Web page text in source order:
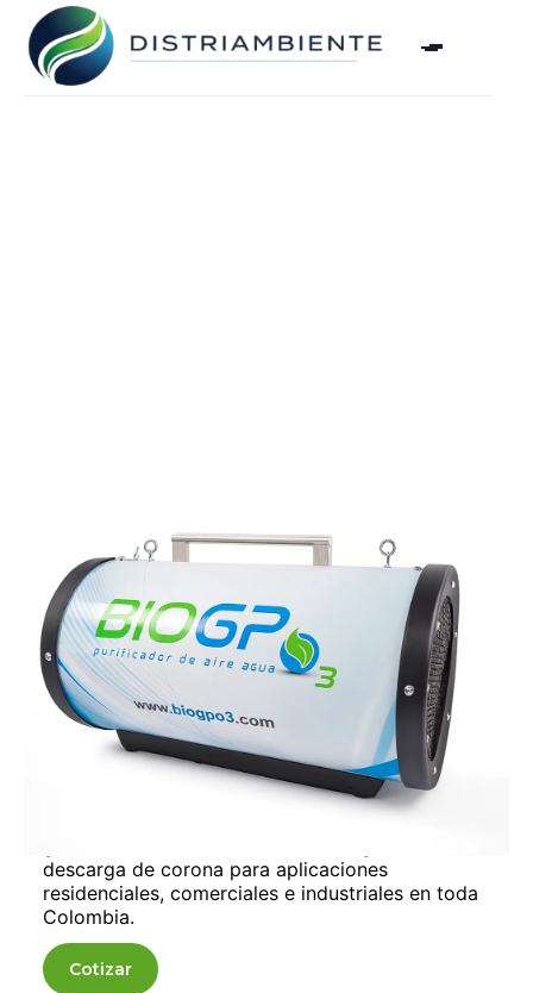
Agua, Aire y Alimentos —
Venta e Instalación en
Colombia
Los generadores de ozono son equipos que
producen ozono (O₃) para desinfectar agua,
purificar aire y sanitizar alimentos sin dejar
residuos químicos. El ozono es el oxidante más
potente disponible para tratamiento de agua —
hasta 10 veces más efectivo que el cloro y 3.000
veces más rápido eliminando bacterias, virus y
descarga de corona para aplicaciones
residenciales, comerciales e industriales en toda
Colombia.
Cotizar